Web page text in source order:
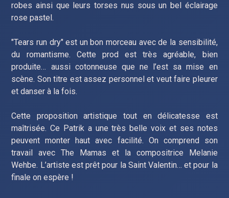
robes ainsi que leurs torses nus sous un bel éclairage
rose pastel.
"Tears run dry" est un bon morceau avec de la sensibilité,
du romantisme. Cette prod est très agréable, bien
produite… aussi cotonneuse que ne l’est sa mise en
scène. Son titre est assez personnel et veut faire pleurer
et danser à la fois.
Cette proposition artistique tout en délicatesse est
maîtrisée. Ce Patrik a une très belle voix et ses notes
peuvent monter haut avec facilité. On comprend son
travail avec The Mamas et la compositrice Melanie
Wehbe. L’artiste est prêt pour la Saint Valentin… et pour la
finale on espère !